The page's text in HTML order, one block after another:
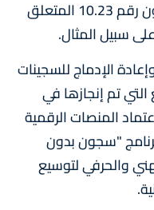
المتعلق بالعقوبات البديلة، والقانون رقم 10.23 المتعلق
سبيل المثال.
الإدماج للسجينات
تم إنجازها في
المنصات الرقمية
"سجون بدون
والحرفي لتوسيع